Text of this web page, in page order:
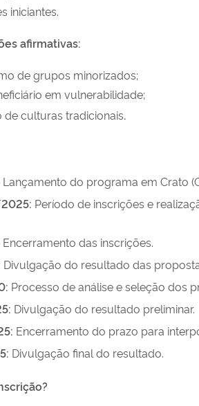
iniciantes.
afirmativas:
de grupos minorizados;
em vulnerabilidade;
de culturas tradicionais.
Lançamento do programa em Crato
Período de inscrições e
Encerramento das inscrições.
Divulgação do resultado das
Processo de análise e seleção dos
Divulgação do resultado preliminar.
Encerramento do prazo para
Divulgação final do resultado.